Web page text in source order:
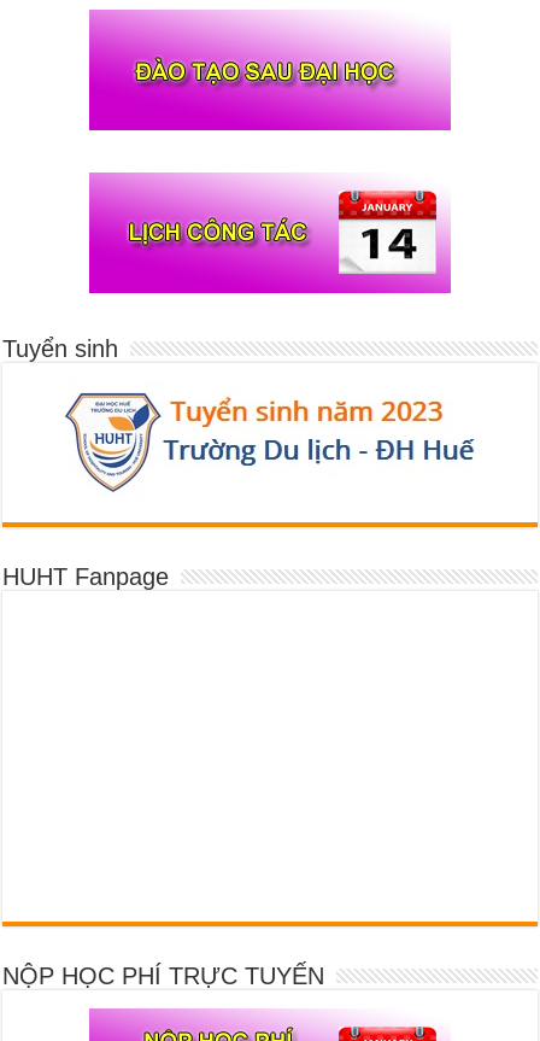
Tuyển sinh
HUHT Fanpage
NỘP HỌC PHÍ TRỰC TUYẾN